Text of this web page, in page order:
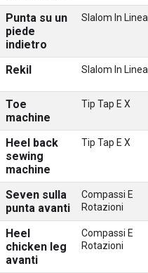
Punta su un
piede
indietro
Slalom In Linea
Rekil Slalom In Linea
Toe
machine
Tip Tap E X
Heel back
sewing
machine
Tip Tap E X
Seven sulla
punta avanti
Compassi E
Rotazioni
Heel
chicken leg
avanti
Compassi E
Rotazioni